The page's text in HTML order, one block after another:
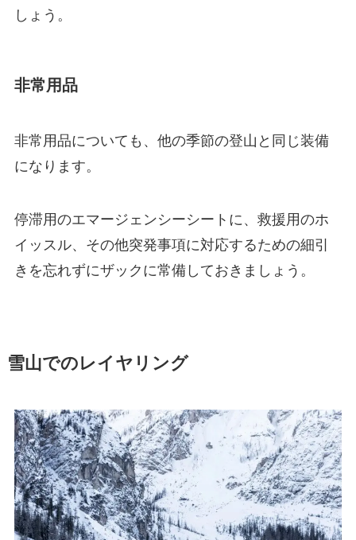
しょう。
非常用品
非常用品についても、 他の季節の登山と同じ装備
になります。
停滞用のエマージェンシーシートに、救援用のホ
イッスル、その他突発事項に対応するための細引
きを忘れずにザックに常備しておきましょう。
雪山でのレイヤリング